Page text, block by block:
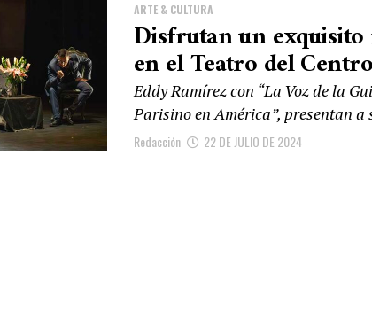
ARTE & CULTURA
Disfrutan un
en el Teatro del
Eddy Ramírez con “La Voz de la
Parisino en América”, presentan
Redacción 22 DE JULIO DE 2024